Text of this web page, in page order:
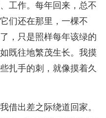
工作。每年回来，总不
们还在那里，一棵不
，只是照样每年该绿的
既往地繁茂生长。我摸
扎手的刺，就像摸着久
借出差之际绕道回家。